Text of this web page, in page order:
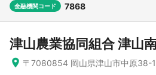
金融機関コード 7868
津山農業協同組合 津山
〒7080854 岡山県津山市中原38-1